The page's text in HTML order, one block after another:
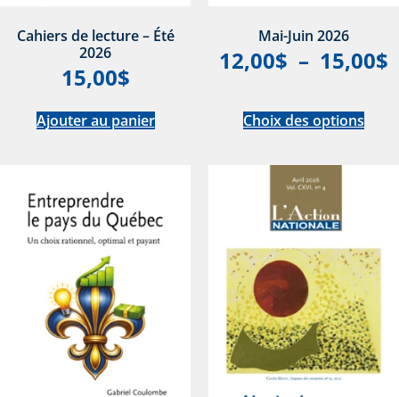
Cahiers de lecture – Été
2026
15,00$
Ajouter au panier
Mai-Juin 2026
12,00$ – 15,00$
Choix des options